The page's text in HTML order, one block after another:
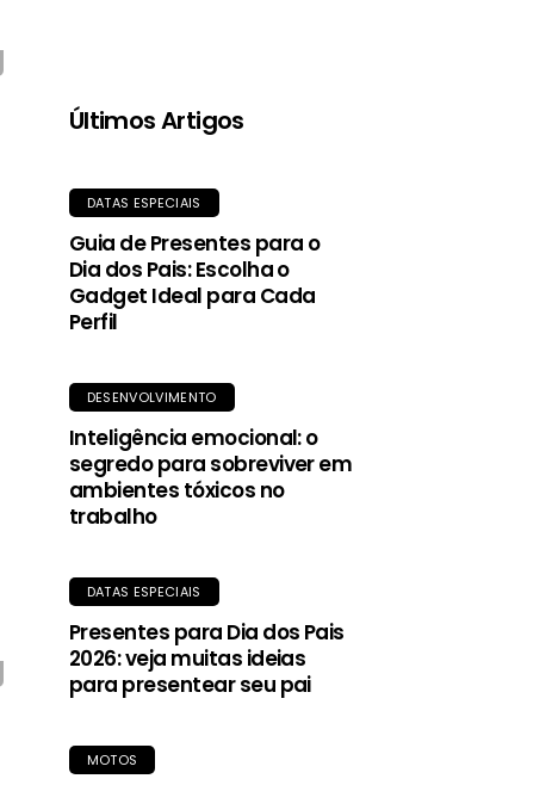
Últimos Artigos
DATAS ESPECIAIS
Guia de Presentes para o
Dia dos Pais: Escolha o
Gadget Ideal para Cada
Perfil
DESENVOLVIMENTO
Inteligência emocional: o
segredo para sobreviver em
ambientes tóxicos no
trabalho
DATAS ESPECIAIS
Presentes para Dia dos Pais
2026: veja muitas ideias
para presentear seu pai
MOTOS